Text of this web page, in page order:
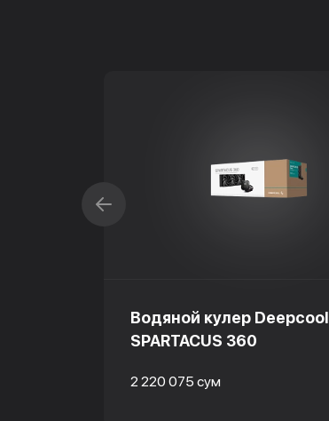
Водяной кулер Deepcool
SPARTACUS 360
2 220 075 сум